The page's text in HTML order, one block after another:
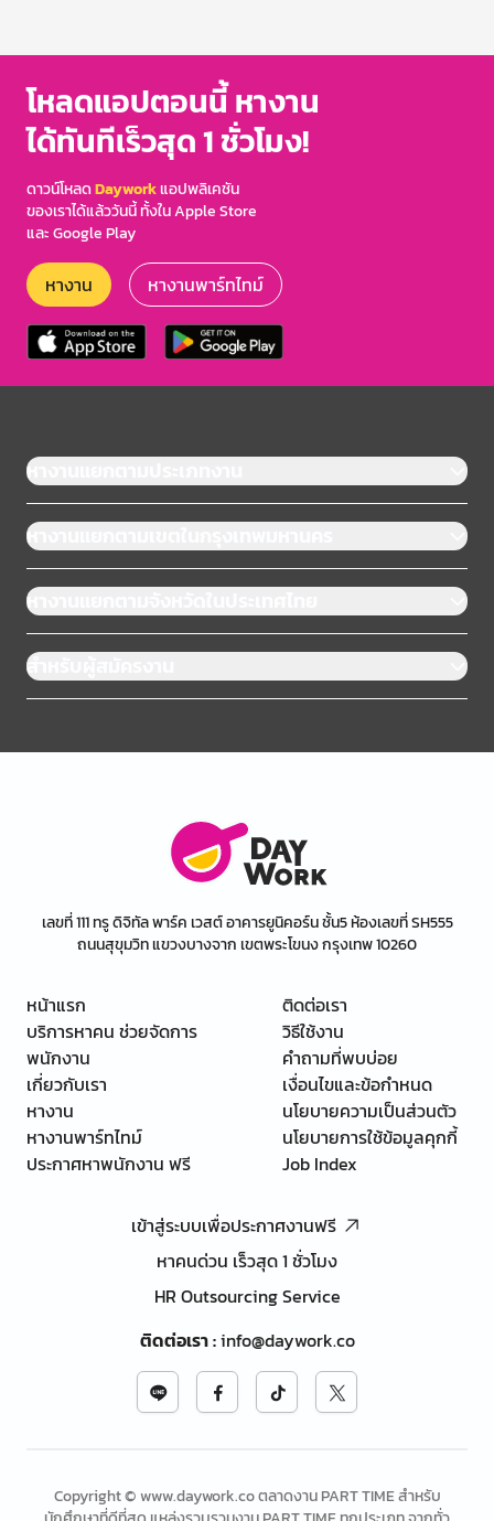
โหลดแอปตอนนี้ หางาน
ได้ทันทีเร็วสุด 1 ชั่วโมง!
ดาวน์โหลดDayworkแอปพลิเคชัน
ของเราได้แล้ววันนี้ ทั้งใน Apple Store
และ Google Play
หางาน หางานพาร์ทไทม์
หางานแยกตามประเภทงาน
หางานแยกตามเขตในกรุงเทพมหานคร
หางานแยกตามจังหวัดในประเทศไทย
สำหรับผู้สมัครงาน
เลขที่ 111 ทรู ดิจิทัล พาร์ค เวสต์ อาคารยูนิคอร์น ชั้น5 ห้องเลขที่ SH555
ถนนสุขุมวิท แขวงบางจาก เขตพระโขนง กรุงเทพ 10260
หน้าแรก
บริการหาคน ช่วยจัดการ
พนักงาน
เกี่ยวกับเรา
หางาน
หางานพาร์ทไทม์
ประกาศหาพนักงาน ฟรี
ติดต่อเรา
วิธีใช้งาน
คำถามที่พบบ่อย
เงื่อนไขและข้อกำหนด
นโยบายความเป็นส่วนตัว
นโยบายการใช้ข้อมูลคุกกี้
Job Index
เข้าสู่ระบบเพื่อประกาศงานฟรี
หาคนด่วน เร็วสุด 1 ชั่วโมง
HR Outsourcing Service
ติดต่อเรา:info@daywork.co
Copyright © www.daywork.co ตลาดงาน PART TIME สำหรับ